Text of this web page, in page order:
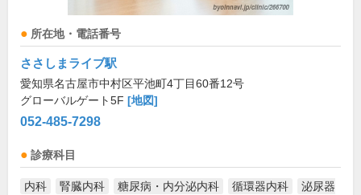
所在地・電話番号
ささしまライブ駅
愛知県名古屋市中村区平池町4丁目60番12号
グローバルゲート5F [地図]
052-485-7298
診療科目
内科 腎臓内科 糖尿病・内分泌内科 循環器内科
泌尿器